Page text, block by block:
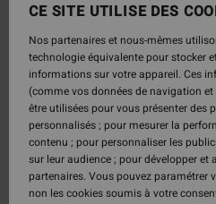
CE SITE UTILISE DES
Nos partenaires et nous-mêmes
technologie équivalente pour stocker
informations sur votre appareil. Ces
(comme vos données de navigation
être utilisées pour vous présenter des
personnalisés ; pour mesurer la
contenu ; pour personnaliser les
sur leur audience ; pour développer et
partenaires. Vous pouvez paramétrer
non les cookies soumis à votre